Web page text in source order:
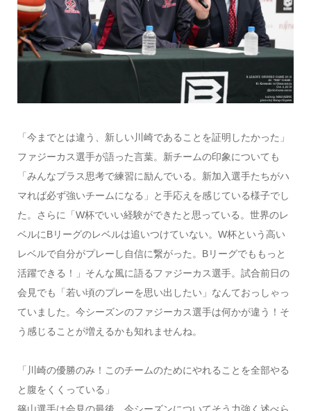
「今までとは違う、新しい川崎であることを証明したかった」
ファジーカス選手が語った言葉。新チームの印象についても
「みんなプラス思考で練習に励んでいる。新加入選手たちがハ
マれば必ず強いチームになる」と手応えを感じている様子でし
た。さらに「W杯でいい経験ができたと思っている。世界のレ
ベルにBリーグのレベルは追いつけていない。W杯という高い
レベルで自分がプレーし自信に繋がった。Bリーグでももっと
活躍できる！」そんな風に語るファジーカス選手。試合前日の
会見でも「若い頃のプレーを思い出したい」なんておっしゃっ
ていました。今シーズンのファジーカス選手は何かが違う！そ
う感じることが増えるかも知れませんね。
「川崎の優勝のみ！このチームのためにやれることを全部やる
と腹をくくっている」